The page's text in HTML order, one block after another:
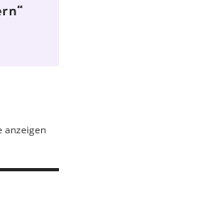
anzeigen